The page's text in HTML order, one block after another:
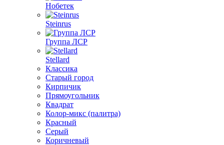
Нобетек
Steinrus
Группа ЛСР
Stellard
Классика
Старый город
Кирпичик
Прямоугольник
Квадрат
Колор-микс (палитра)
Красный
Серый
Коричневый